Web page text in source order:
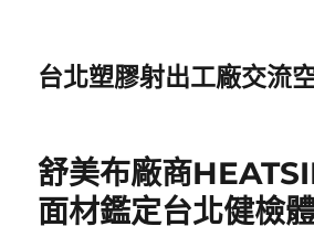
台北塑膠射出工廠交流
舒美布廠商
面材鑑定台北健檢